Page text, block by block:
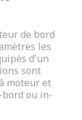
de bord
les
d'un
sont
moteur et
ou in-